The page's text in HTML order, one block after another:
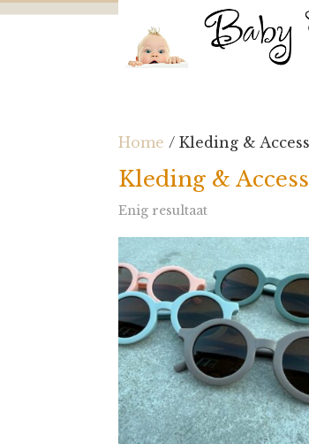
Home / Kleding &
Kleding &
Enig resultaat